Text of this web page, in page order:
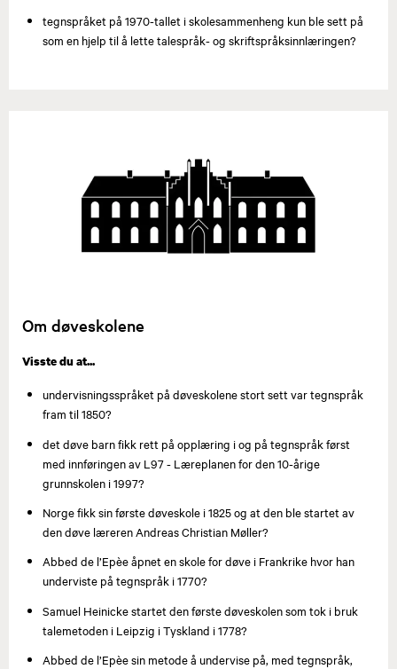
tegnspråket på 1970-tallet i skolesammenheng kun ble sett på
som en hjelp til å lette talespråk- og skriftspråksinnlæringen?
Om døveskolene
Visste du at...​​
undervisningsspråket på døveskolene stort sett var tegnspråk
fram til 1850?
det døve barn fikk rett på opplæring i og på tegnspråk først
med innføringen av L97 - Læreplanen for den 10-årige
grunnskolen i 1997?
Norge fikk sin første døveskole i 1825 og at den ble startet av
den døve læreren Andreas Christian Møller?
Abbed de l’Epèe åpnet en skole for døve i Frankrike hvor han
underviste på tegnspråk i 1770?
Samuel Heinicke startet den første døveskolen som tok i bruk
talemetoden i Leipzig i Tyskland i 1778?
Abbed de l’Epèe sin metode å undervise på, med tegnspråk,